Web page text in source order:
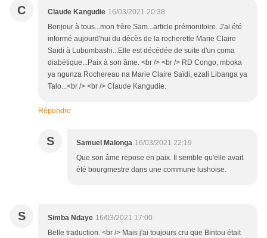
C Claude Kangudie 16/03/2021 20:38
Bonjour à tous...mon frère Sam...article prémonitoire. J'ai été
informé aujourd'hui du décès de la rocherette Marie Claire
Saïdi à Lubumbashi...Elle est décédée de suite d'un coma
diabétique...Paix à son âme. <br /> <br /> RD Congo, mboka
ya ngunza Rochereau na Marie Claire Saïdi, ezali Libanga ya
Talo...<br /> <br /> Claude Kangudie.
Répondre
S Samuel Malonga 16/03/2021 22:19
Que son âme repose en paix. Il semble qu'elle avait
été bourgmestre dans une commune lushoise.
S Simba Ndaye 16/03/2021 17:00
Belle traduction. <br /> Mais j'ai toujours cru que Bintou était